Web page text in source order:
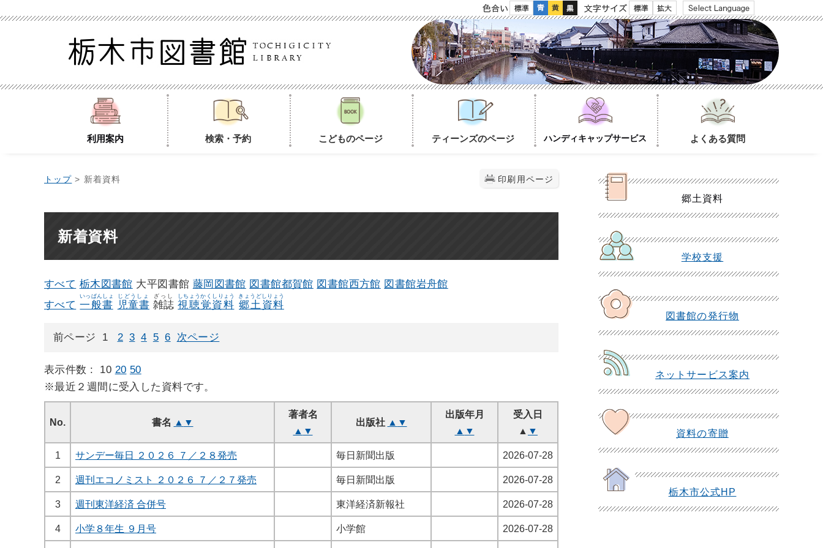
色合い 文字サイズ
利用案内 検索・予約 こどものページ ティーンズのページ ハンディキャップサービス よくある質問
印刷用ページ
トップ > 新着資料
新着資料
すべて 栃木図書館 大平図書館 藤岡図書館 図書館都賀館 図書館西方館 図書館岩舟館
すべて 一般書
いっぱんしょ
児童書
じどうしょ
雑誌
ざっし
視聴覚資料
しちょうかくしりょう
郷土資料
きょうどしりょう
前ページ 1 2 3 4 5 6 次ページ
10 20 50
※最近２週間に受入した資料です。
No. 書名 ▲ ▼
著者名
▲ ▼
出版社 ▲ ▼
出版年月
▲ ▼
受入日
▲ ▼
1 サンデー毎日 ２０２６ ７／２８発売 毎日新聞出版 2026-07-28
2 週刊エコノミスト ２０２６ ７／２７発売 毎日新聞出版 2026-07-28
3 週刊東洋経済 合併号 東洋経済新報社 2026-07-28
4 小学８年生 ９月号 小学館 2026-07-28
郷土資料
学校支援
図書館の発行物
ネットサービス案内
資料の寄贈
栃木市公式HP